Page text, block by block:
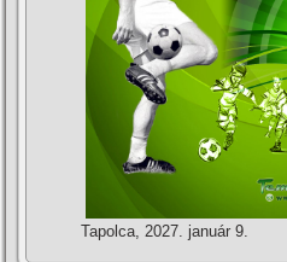
Tapolca, 2027. január 9.